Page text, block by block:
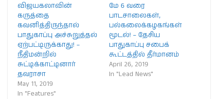
விஜயகலாவின்
கருத்தை
கவனித்திருந்தால்
பாதுகாப்பு அச்சுறுத்தல்
ஏற்பட்டிருக்காது! –
நீதிமன்றில்
சுட்டிக்காட்டினார்
தவராசா
May 11, 2019
In "Features"
மே 6 வரை
பாடசாலைகள்,
பல்கலைக்கழகங்கள்
மூடல்! – தேசிய
பாதுகாப்பு சபைக்
கூட்டத்தில் தீர்மானம்
April 26, 2019
In "Lead News"